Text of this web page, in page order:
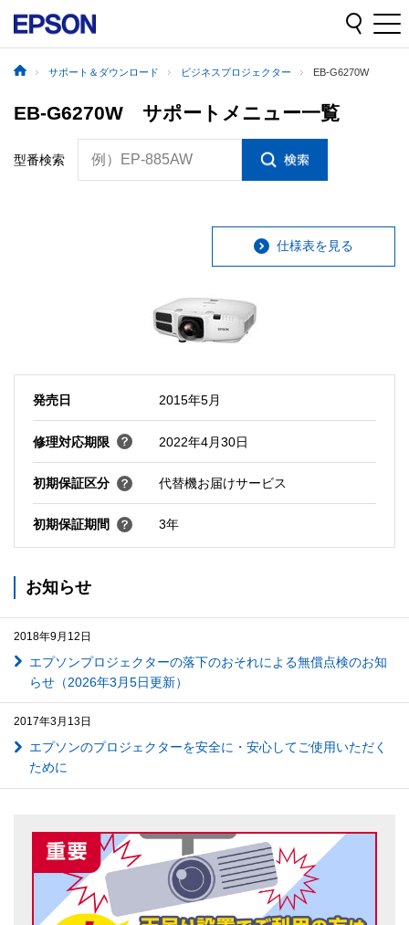
サポート＆ダウンロード ビジネスプロジェクター EB-G6270W
EB-G6270W サポートメニュー一覧
型番検索 例）EP-885AW
仕様表を見る
発売日 2015年5月
修理対応期限 2022年4月30日
初期保証区分 代替機お届けサービス
初期保証期間 3年
お知らせ
2018年9月12日
エプソンプロジェクターの落下のおそれによる無償点検のお知
らせ（2026年3月5日更新）
2017年3月13日
エプソンのプロジェクターを安全に・安心してご使用いただく
ために